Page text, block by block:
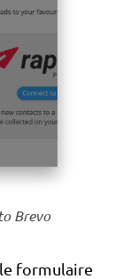
Brevo
formulaire